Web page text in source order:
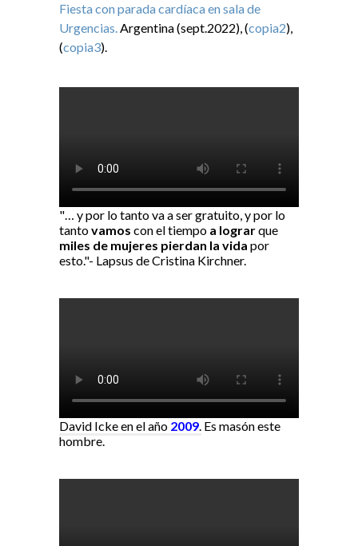
Fiesta con parada cardíaca en sala de
Urgencias.Argentina (sept.2022), (copia2),
(copia3).
"… y por lo tanto va a ser gratuito, y por lo
tantovamos con el tiempo a lograrque
miles de mujeres pierdan la vida por
esto."- Lapsus de Cristina Kirchner.
David Icke en el año 2009. Es masón este
hombre.